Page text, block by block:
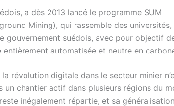
a dès 2013 lancé le programme SUM
Mining), qui rassemble des universités,
gouvernement suédois, avec pour objectif
entièrement automatisée et neutre en
révolution digitale dans le secteur minier
un chantier actif dans plusieurs régions du
inégalement répartie, et sa généralisation